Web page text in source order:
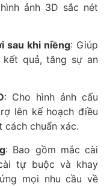
ảnh 3D sắc nét
sau khi niềng: Giúp
kết quả, tăng sự an
: Cho hình ảnh cấu
lên kế hoạch điều
chuẩn xác.
: Bao gồm mắc cài
tự buộc và khay
mọi nhu cầu về